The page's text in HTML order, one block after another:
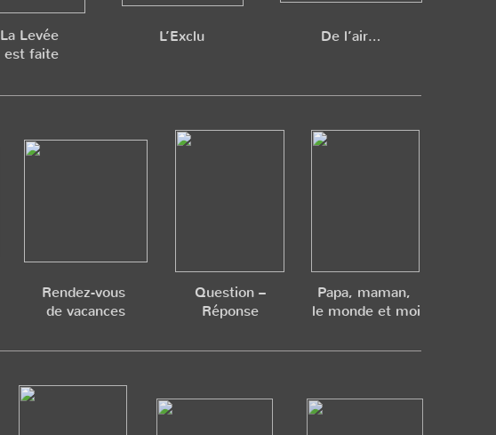
La Levée
est faite
L’Exclu De l’air…
Rendez-vous
de vacances
Question –
Réponse
Papa, maman,
le monde et moi